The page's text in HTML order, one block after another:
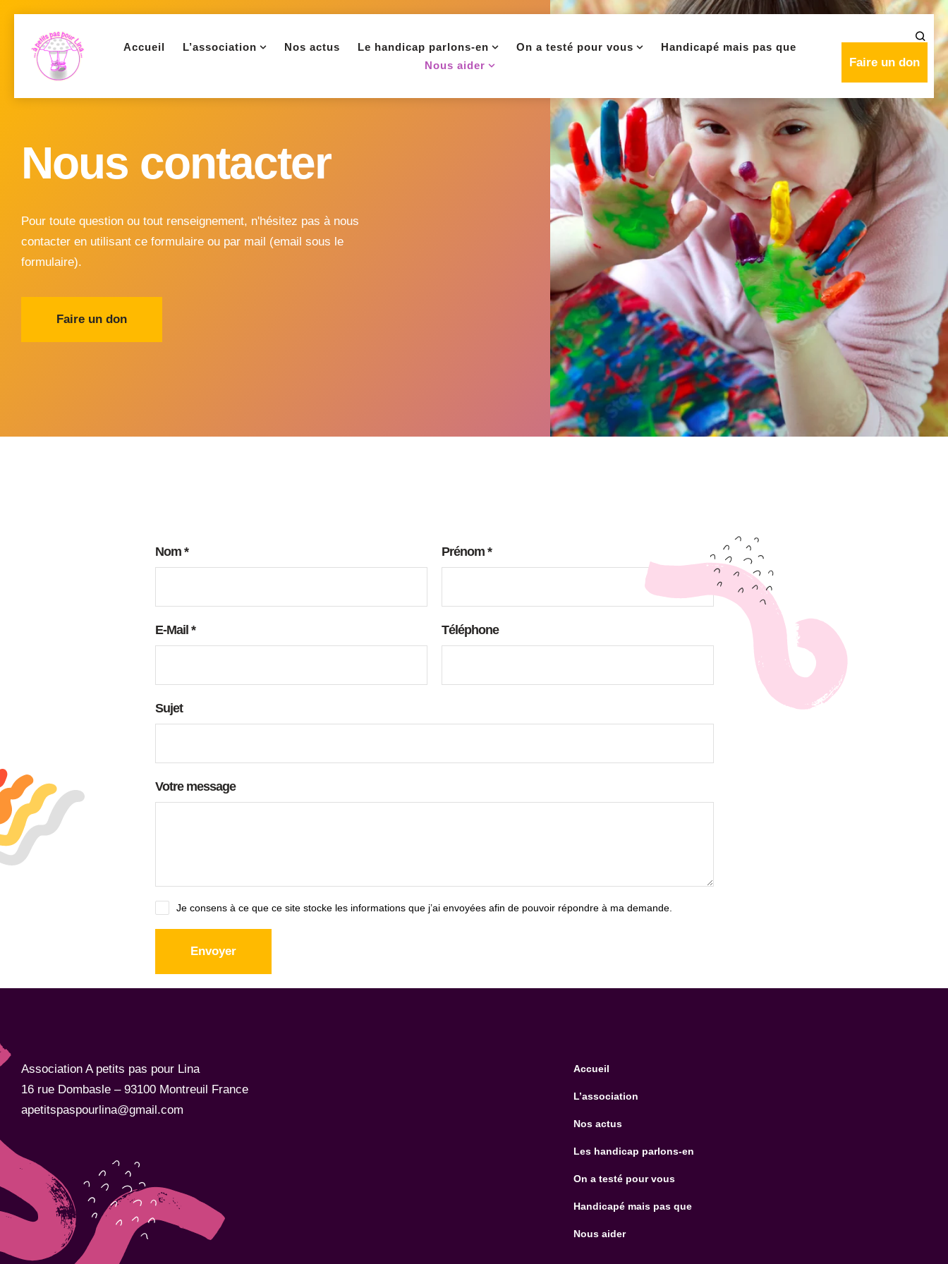
Accueil L’association Nos actus Le handicap parlons-en On a testé pour vous
Handicapé mais pas que
Nous aider
Faire un don
Nous contacter
Pour toute question ou tout renseignement, n'hésitez pas à nous
contacter en utilisant ce formulaire ou par mail (email sous le
formulaire).
Faire un don
Nom * Prénom *
E-Mail * Téléphone
Sujet
Votre message
Je consens à ce que ce site stocke les informations que j’ai envoyées afin de pouvoir répondre à ma demande.
Envoyer
Association A petits pas pour Lina
16 rue Dombasle – 93100 Montreuil France
apetitspaspourlina@gmail.com
Accueil
L’association
Nos actus
Les handicap parlons-en
On a testé pour vous
Handicapé mais pas que
Nous aider